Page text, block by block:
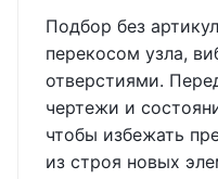
Подбор без
перекосом узла,
отверстиями.
чертежи и
чтобы избежать
из строя новых